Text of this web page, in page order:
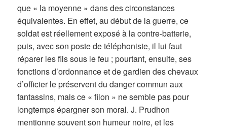
que « la moyenne » dans des circonstances
équivalentes. En effet, au début de la guerre, ce
soldat est réellement exposé à la contre-batterie,
puis, avec son poste de téléphoniste, il lui faut
réparer les fils sous le feu ; pourtant, ensuite, ses
fonctions d’ordonnance et de gardien des chevaux
d’officier le préservent du danger commun aux
fantassins, mais ce « filon » ne semble pas pour
longtemps épargner son moral. J. Prudhon
mentionne souvent son humeur noire, et les